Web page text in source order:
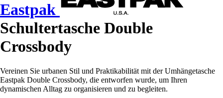
Eastpak
Schultertasche Double
Crossbody
Vereinen Sie urbanen Stil und Praktikabilität mit der Umhängetasche
Eastpak Double Crossbody, die entworfen wurde, um Ihren
dynamischen Alltag zu organisieren und zu begleiten.